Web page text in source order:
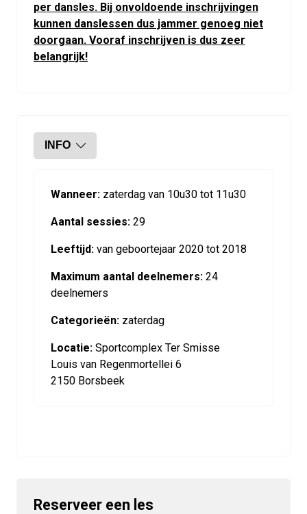
per dansles. Bij onvoldoende inschrijvingen
kunnen danslessen dus jammer genoeg niet
doorgaan. Vooraf inschrijven is dus zeer
belangrijk!
INFO
Wanneer: zaterdag van 10u30 tot 11u30
Aantal sessies: 29
Leeftijd: van geboortejaar 2020 tot 2018
Maximum aantal deelnemers: 24
deelnemers
Categorieën: zaterdag
Locatie: Sportcomplex Ter Smisse
Louis van Regenmortellei 6
2150 Borsbeek
Reserveer een les